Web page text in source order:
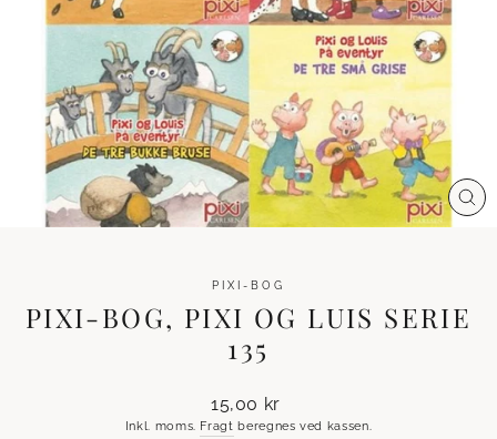
PIXI-BOG
PIXI-BOG, PIXI OG LUIS SERIE
135
Normalpris
15,00 kr
Inkl. moms. Fragt beregnes ved kassen.